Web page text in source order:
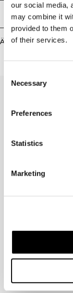
our social media,
may combine it
provided to them
of their services.
Selection
Necessary
Preferences
Statistics
Marketing
Lieferung &
Ähnliche Produkte